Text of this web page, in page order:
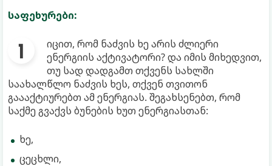
საფეხურები:
იცით, რომ ნაძვის ხე არის ძლიერი
ენერგიის აქტივატორი? და იმის მიხედვით,
თუ სად დადგამთ თქვენს სახლში
საახალწლო ნაძვის ხეს, თქვენ თვითონ
გაააქტიურებთ ამ ენერგიას. შეგახსენებთ, რომ
საქმე გვაქვს ბუნების ხუთ ენერგიასთან:
ხე,
ცეცხლი,